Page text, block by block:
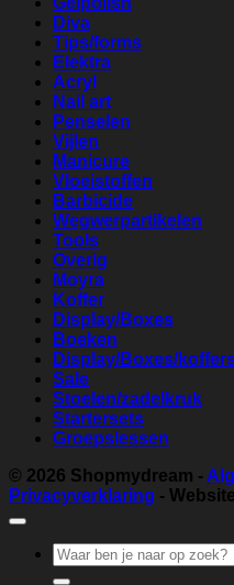
Diva
Tips/forms
Elektra
Acryl
Nail art
Penselen
Vijlen
Manicure
Vloeistoffen
Barbicide
Wegwerpartikelen
Tools
Overig
Moyra
Koffer
Display/Boxes
Boeken
Display/Boxes/
Sale
Stoelen/zadelkruk
Startersets
Groepslessen
© 2026 Shopmydream -
Privacyverklaring -
Zoeken
naar: